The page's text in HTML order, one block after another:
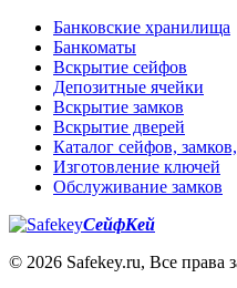
Банковские хранилища
Банкоматы
Вскрытие сейфов
Депозитные ячейки
Вскрытие замков
Вскрытие дверей
Каталог сейфов,
Изготовление ключей
Обслуживание замков
СейфКей
© 2026 Safekey.ru, Все права